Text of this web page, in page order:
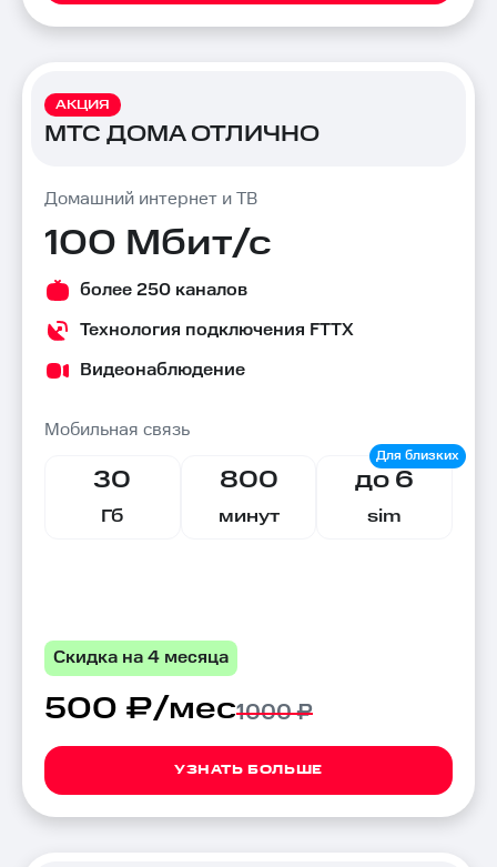
АКЦИЯ
МТС ДОМА ОТЛИЧНО
Домашний интернет и ТВ
100 Мбит/с
более 250 каналов
Технология подключения FTTX
Видеонаблюдение
Мобильная связь
30
Гб
800
минут
до 6
sim
Скидка на 4 месяца
500 ₽/мес1000 ₽
УЗНАТЬ БОЛЬШЕ